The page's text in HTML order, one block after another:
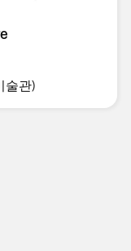
술관)